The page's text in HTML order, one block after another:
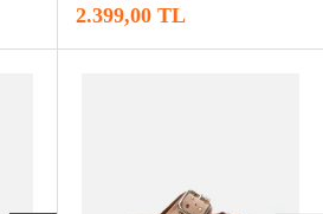
2.399,00 TL